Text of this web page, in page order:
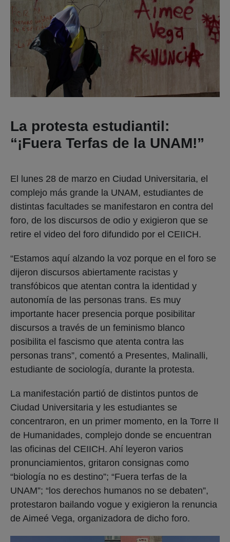
La protesta estudiantil:
“¡Fuera Terfas de la UNAM!”
El lunes 28 de marzo en Ciudad Universitaria, el
complejo más grande la UNAM, estudiantes de
distintas facultades se manifestaron en contra del
foro, de los discursos de odio y exigieron que se
retire el video del foro difundido por el CEIICH.
“Estamos aquí alzando la voz porque en el foro se
dijeron discursos abiertamente racistas y
transfóbicos que atentan contra la identidad y
autonomía de las personas trans. Es muy
importante hacer presencia porque posibilitar
discursos a través de un feminismo blanco
posibilita el fascismo que atenta contra las
personas trans”, comentó a Presentes, Malinalli,
estudiante de sociología, durante la protesta.
La manifestación partió de distintos puntos de
Ciudad Universitaria y les estudiantes se
concentraron, en un primer momento, en la Torre II
de Humanidades, complejo donde se encuentran
las oficinas del CEIICH. Ahí leyeron varios
pronunciamientos, gritaron consignas como
“biología no es destino”; “Fuera terfas de la
UNAM”; “los derechos humanos no se debaten”,
protestaron bailando vogue y exigieron la renuncia
de Aimeé Vega, organizadora de dicho foro.